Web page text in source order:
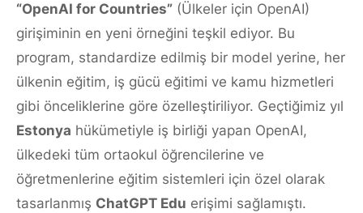
“OpenAI for Countries” (Ülkeler için OpenAI)
girişiminin en yeni örneğini teşkil ediyor. Bu
program, standardize edilmiş bir model yerine, her
ülkenin eğitim, iş gücü eğitimi ve kamu hizmetleri
gibi önceliklerine göre özelleştiriliyor. Geçtiğimiz yıl
Estonya hükümetiyle iş birliği yapan OpenAI,
ülkedeki tüm ortaokul öğrencilerine ve
öğretmenlerine eğitim sistemleri için özel olarak
tasarlanmış ChatGPT Edu erişimi sağlamıştı.